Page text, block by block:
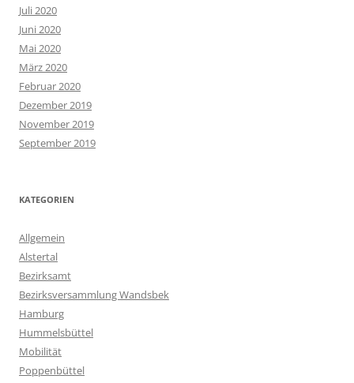
Juli 2020
Juni 2020
Mai 2020
März 2020
Februar 2020
Dezember 2019
November 2019
September 2019
KATEGORIEN
Allgemein
Alstertal
Bezirksamt
Bezirksversammlung Wandsbek
Hamburg
Hummelsbüttel
Mobilität
Poppenbüttel